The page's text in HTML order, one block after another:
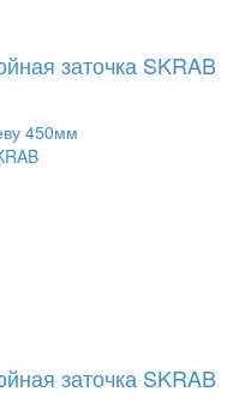
заточка SKRAB
заточка SKRAB